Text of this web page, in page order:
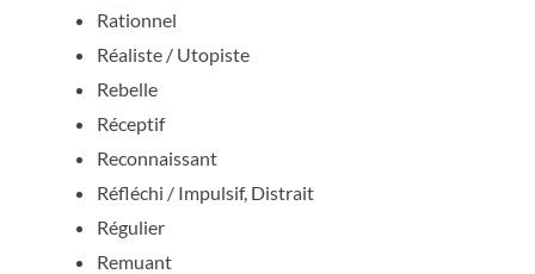
Rationnel
Réaliste / Utopiste
Rebelle
Réceptif
Reconnaissant
Réfléchi / Impulsif, Distrait
Régulier
Remuant